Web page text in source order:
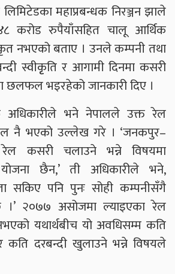
महाप्रबन्धक निरञ्जन झाले
करोड रुपैयाँसहित चालू आर्थिक
नभएको बताए । उनले कम्पनी तथा
स्वीकृृति र आगामी दिनमा कसरी
छलफल भइरहेको जानकारी दिए ।
अधिकारीले भने नेपालले उक्त रेल
नै भएको उल्लेख गरे । ‘जनकपुर–
कसरी चलाउने भन्ने विषयमा
छैन,’ ती अधिकारीले भने,
सकिए पनि पुनः सोही कम्पनीसँगै
२०७७ असोजमा ल्याइएका रेल
यथार्थबीच यो अवधिसम्म कति
कति दरबन्दी खुलाउने भन्ने विषयले